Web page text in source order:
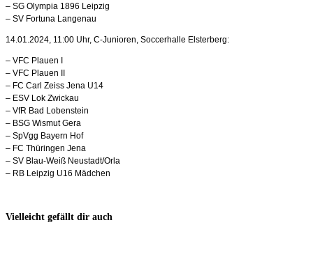
– SG Olympia 1896 Leipzig
– SV Fortuna Langenau
14.01.2024, 11:00 Uhr, C-Junioren, Soccerhalle Elsterberg:
– VFC Plauen I
– VFC Plauen II
– FC Carl Zeiss Jena U14
– ESV Lok Zwickau
– VfR Bad Lobenstein
– BSG Wismut Gera
– SpVgg Bayern Hof
– FC Thüringen Jena
– SV Blau-Weiß Neustadt/Orla
– RB Leipzig U16 Mädchen
Vielleicht gefällt dir auch